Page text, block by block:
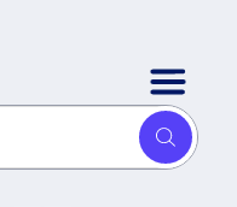
corriente PERFECT
CHOICE - Negro